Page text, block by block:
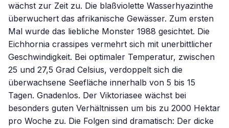
wächst zur Zeit zu. Die blaßviolette Wasserhyazinthe
überwuchert das afrikanische Gewässer. Zum ersten
Mal wurde das liebliche Monster 1988 gesichtet. Die
Eichhornia crassipes vermehrt sich mit unerbittlicher
Geschwindigkeit. Bei optimaler Temperatur, zwischen
25 und 27,5 Grad Celsius, verdoppelt sich die
überwachsene Seefläche innerhalb von 5 bis 15
Tagen. Gnadenlos. Der Viktoriasee wächst bei
besonders guten Verhältnissen um bis zu 2000 Hektar
pro Woche zu. Die Folgen sind dramatisch: Der dicke